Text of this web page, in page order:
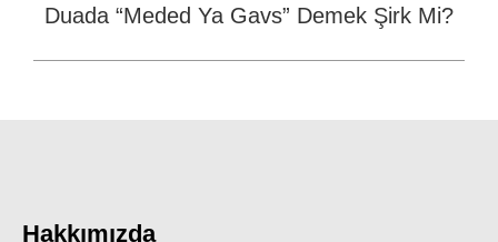
Next
Duada “Meded Ya Gavs” Demek Şirk Mi?
Hakkımızda